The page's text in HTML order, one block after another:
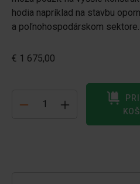
hodia napríklad na stavbu
a poľnohospodárskom sektore.
€ 1 675,00